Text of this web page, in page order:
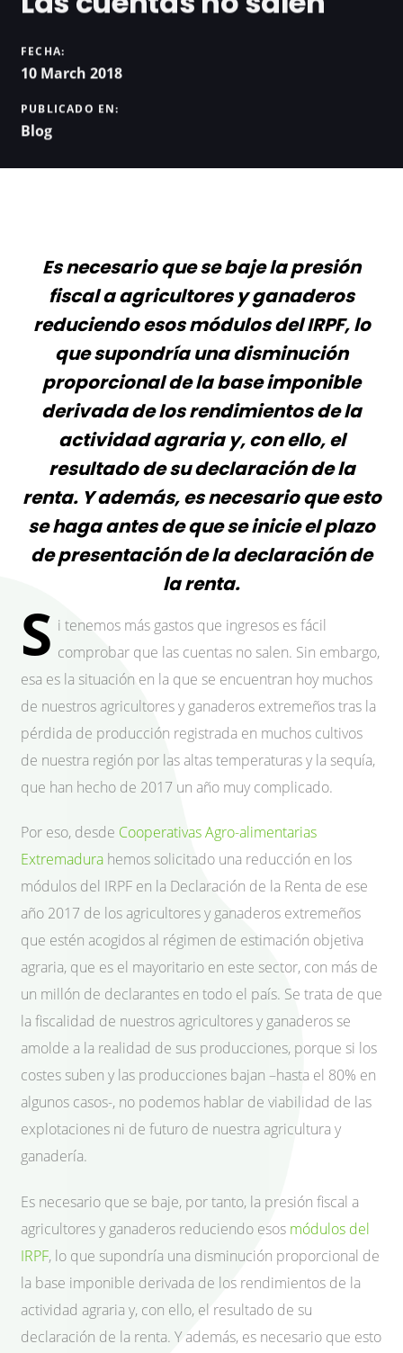
FECHA:
10 March 2018
PUBLICADO EN:
Blog
Es necesario que se baje la presión
fiscal a agricultores y ganaderos
reduciendo esos módulos del IRPF, lo
que supondría una disminución
proporcional de la base imponible
derivada de los rendimientos de la
actividad agraria y, con ello, el
resultado de su declaración de la
renta. Y además, es necesario que esto
se haga antes de que se inicie el plazo
de presentación de la declaración de
la renta.
S i tenemos más gastos que ingresos es fácil
comprobar que las cuentas no salen. Sin embargo,
esa es la situación en la que se encuentran hoy muchos
de nuestros agricultores y ganaderos extremeños tras la
pérdida de producción registrada en muchos cultivos
de nuestra región por las altas temperaturas y la sequía,
que han hecho de 2017 un año muy complicado.
Por eso, desde Cooperativas Agro-alimentarias
Extremadura hemos solicitado una reducción en los
módulos del IRPF en la Declaración de la Renta de ese
año 2017 de los agricultores y ganaderos extremeños
que estén acogidos al régimen de estimación objetiva
agraria, que es el mayoritario en este sector, con más de
un millón de declarantes en todo el país. Se trata de que
la fiscalidad de nuestros agricultores y ganaderos se
amolde a la realidad de sus producciones, porque si los
costes suben y las producciones bajan –hasta el 80% en
algunos casos-, no podemos hablar de viabilidad de las
explotaciones ni de futuro de nuestra agricultura y
ganadería.
Es necesario que se baje, por tanto, la presión fiscal a
agricultores y ganaderos reduciendo esos módulos del
IRPF, lo que supondría una disminución proporcional de
la base imponible derivada de los rendimientos de la
actividad agraria y, con ello, el resultado de su
declaración de la renta. Y además, es necesario que esto